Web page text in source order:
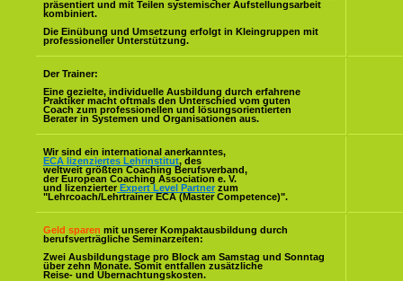
präsentiert und mit Teilen systemischer Aufstellungsarbeit
kombiniert.
Die Einübung und Umsetzung erfolgt in Kleingruppen mit
professioneller Unterstützung.
Der Trainer:
Eine gezielte, individuelle Ausbildung durch erfahrene
Praktiker macht oftmals den Unterschied vom guten
Coach zum professionellen und lösungsorientierten
Berater in Systemen und Organisationen aus.
Wir sind ein international anerkanntes,
ECA lizenziertes Lehrinstitut, des
weltweit größten Coaching Berufsverband,
der European Coaching Association e. V.
und lizenzierter Expert Level Partner zum
"Lehrcoach/Lehrtrainer ECA (Master Competence)".
Geld sparen mit unserer Kompaktausbildung durch
berufsverträgliche Seminarzeiten:
Zwei Ausbildungstage pro Block am Samstag und Sonntag
über zehn Monate. Somit entfallen zusätzliche
Reise- und Übernachtungskosten.